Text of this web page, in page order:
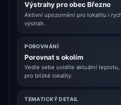
Výstrahy pro obec Březno
Aktivní upozornění pro lokalitu i
výstrah.
POROVNÁNÍ
Porovnat s okolím
Vedle sebe uvidíte aktuální
pro blízké lokality.
TEMATICKÝ DETAIL